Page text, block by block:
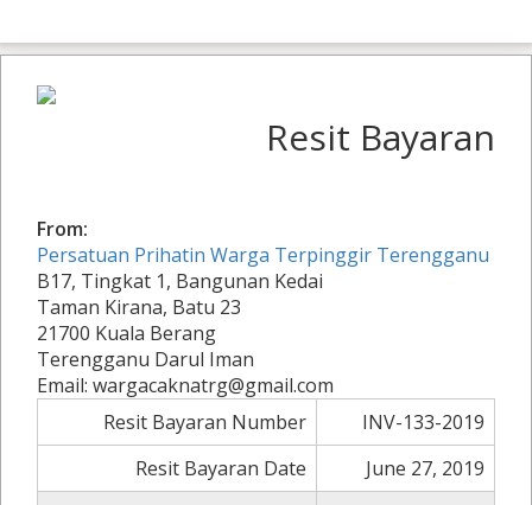
Resit Bayaran
From:
Persatuan Prihatin Warga Terpinggir Terengganu
B17, Tingkat 1, Bangunan Kedai
Taman Kirana, Batu 23
21700 Kuala Berang
Terengganu Darul Iman
Email: wargacaknatrg@gmail.com
Resit Bayaran Number
INV-133-2019
Resit Bayaran Date
June 27, 2019